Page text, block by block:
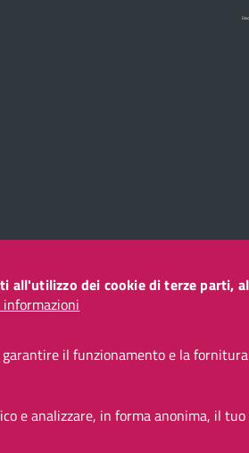
all'utilizzo dei cookie di terze parti,
informazioni
il funzionamento e la
e analizzare, in forma anonima, il